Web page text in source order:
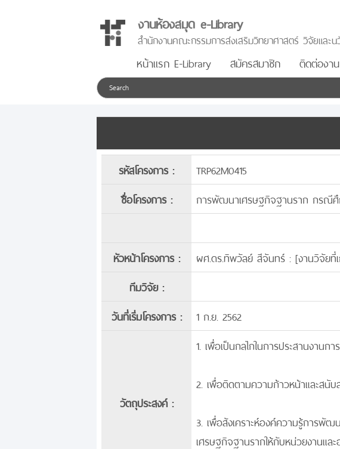
งานห้องสมุด e-Library
สำนักงานคณะกรรมการส่งเสริมวิทยาศาสตร์ วิจัยและ
หน้าแรก E-Library สมัครสมาชิก ติดต่องา
รหัสโครงการ :
TRP62M0415
ชื่อโครงการ :
การพัฒนาเศรษฐกิจฐานราก กรณี
หัวหน้าโครงการ : ผศ.ดร.ทิพวัลย์ สีจันทร์ : [งานวิจัยที่
ทีมวิจัย :
วันที่เริ่มโครงการ :
1 ก.ย. 2562
วัตถุประสงค์ :
1. เพื่อเป็นกลไกในการประสานงานก
2. เพื่อติดตามความก้าวหน้าและสนั
3. เพื่อสังเคราะห์องค์ความรู้การพั
เศรษฐกิจฐานรากให้กับหน่วยงานแล